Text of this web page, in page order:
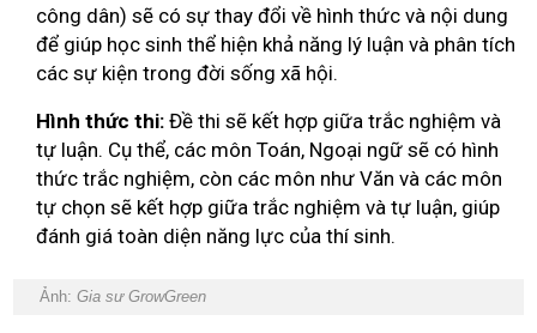
công dân) sẽ có sự thay đổi về hình thức và nội dung
để giúp học sinh thể hiện khả năng lý luận và phân tích
các sự kiện trong đời sống xã hội.
Hình thức thi: Đề thi sẽ kết hợp giữa trắc nghiệm và
tự luận. Cụ thể, các môn Toán, Ngoại ngữ sẽ có hình
thức trắc nghiệm, còn các môn như Văn và các môn
tự chọn sẽ kết hợp giữa trắc nghiệm và tự luận, giúp
đánh giá toàn diện năng lực của thí sinh.
Ảnh: Gia sư GrowGreen